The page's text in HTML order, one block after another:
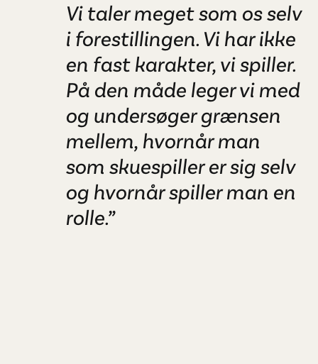
Vi taler meget som os selv
i forestillingen. Vi har ikke
en fast karakter, vi spiller.
På den måde leger vi med
og undersøger grænsen
mellem, hvornår man
som skuespiller er sig selv
og hvornår spiller man en
rolle.”